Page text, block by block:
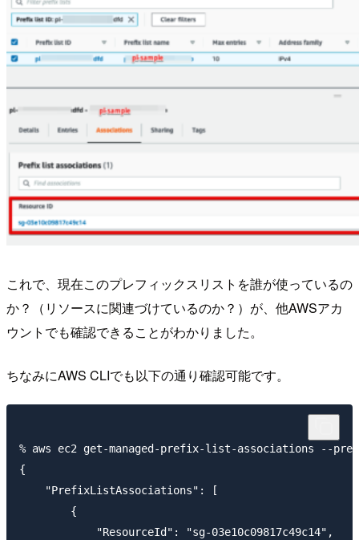
これで、現在このプレフィックスリストを誰が使っているの
か？（リソースに関連づけているのか？）が、他AWSアカ
ウントでも確認できることがわかりました。
ちなみにAWS CLIでも以下の通り確認可能です。
% aws ec2 get-managed-prefix-list-associations
{
    "PrefixListAssociations": [
        {
            "ResourceId": "sg-03e10c09817c49c14",